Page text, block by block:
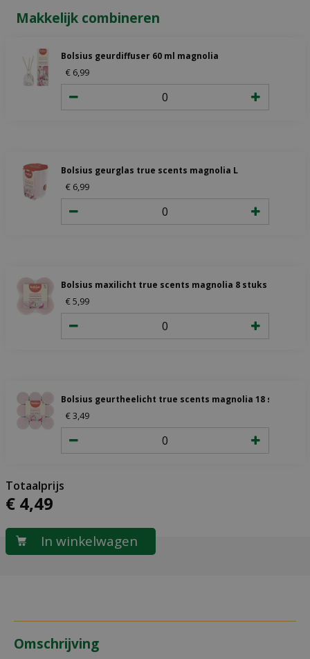
Makkelijk combineren
Bolsius geurdiffuser 60 ml magnolia
€ 6,99
Bolsius geurglas true scents magnolia L
€ 6,99
Bolsius maxilicht true scents magnolia 8 stuks
€5,99
Bolsius geurtheelicht true scents magnolia 18 stuks
€3,49
€ 4,49
Omschrijving